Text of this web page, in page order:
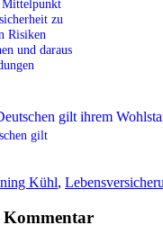
zu
Risiken
und daraus
gilt
Kühl,
Kommentar